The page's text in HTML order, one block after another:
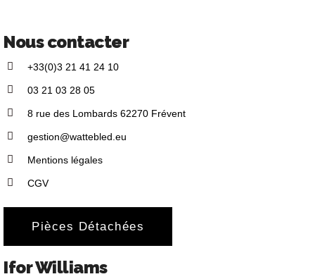
Nous contacter
+33(0)3 21 41 24 10
03 21 03 28 05
8 rue des Lombards 62270 Frévent
gestion@wattebled.eu
Mentions légales
CGV
Pièces Détachées
Ifor Williams